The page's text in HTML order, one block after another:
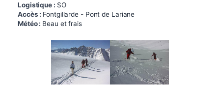
Logistique : SO
Accès : Fontgillarde - Pont de Lariane
Météo : Beau et frais